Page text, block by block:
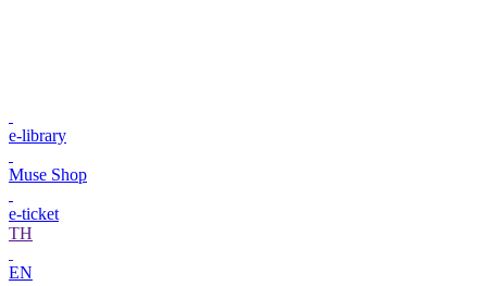
e-library
Muse Shop
e-ticket
TH
EN